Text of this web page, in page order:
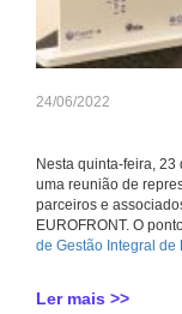
24/06/2022
Nesta quinta-feira,
uma reunião de
parceiros e
EUROFRONT. O
de Gestão Integral de
Ler mais >>